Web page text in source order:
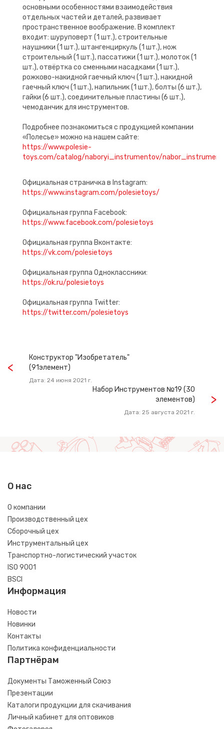
основными особенностями взаимодействия
отдельных частей и деталей, развивает
пространственное воображение. В комплект
входит: шуруповерт (1 шт.), строительные
наушники (1 шт.), штангенциркуль (1 шт.), нож
строительный (1 шт.), пассатижи (1 шт.), молоток (1
шт.), отвёртка со сменными насадками (1 шт.),
рожково-накидной гаечный ключ (1 шт.), накидной
гаечный ключ (1 шт.), напильник (1 шт.), болты (6 шт.),
гайки (6 шт.), соединительные пластины (6 шт.),
чемоданчик для инструментов.
Подробнее познакомиться с продукцией компании
«Полесье» можно на нашем сайте:
https://www.polesie-
toys.com/catalog/naboryi_instrumentov/
Официальная страничка в Instagram:
https://www.instagram.com/polesietoys/
Официальная группа Facebook:
https://www.facebook.com/polesietoys
Официальная группа Вконтакте:
https://vk.com/polesietoys
Официальная группа Одноклассники:
https://ok.ru/polesietoys
Официальная группа Twitter:
https://twitter.com/polesietoys
Конструктор "Изобретатель"
(91элемент)
Дата: 24 июня 2021 г.
Набор Инструментов №19 (30
элементов)
Дата: 25 августа 2021 г.
О нас
О компании
Производственный цех
Сборочный цех
Инструментальный цех
Транспортно-логистический участок
ISO 9001
BSCI
Информация
Новости
Новинки
Контакты
Политика конфиденциальности
Партнёрам
Документы Таможенный Союз
Презентации
Каталоги продукции для скачивания
Личный кабинет для оптовиков